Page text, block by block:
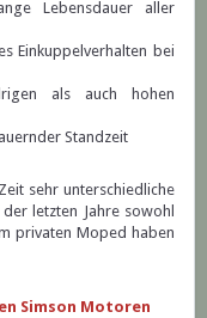
Lebensdauer aller
Einkuppelverhalten bei
als auch hohen
Standzeit
sehr unterschiedliche
letzten Jahre sowohl
privaten Moped haben
Simson Motoren